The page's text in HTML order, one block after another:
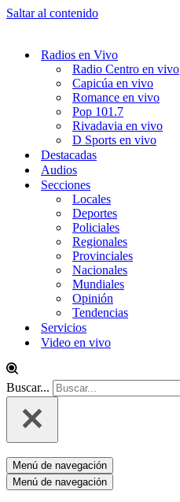
Saltar al contenido
Radios en Vivo
Radio Centro en vivo
Capicúa en vivo
Romance en vivo
Pop 101.7
Rivadavia en vivo
D Sports en vivo
Destacadas
Audios
Secciones
Locales
Deportes
Policiales
Regionales
Provinciales
Nacionales
Mundiales
Opinión
Tendencias
Servicios
Video en vivo
Buscar...
Menú de navegación
Menú de navegación